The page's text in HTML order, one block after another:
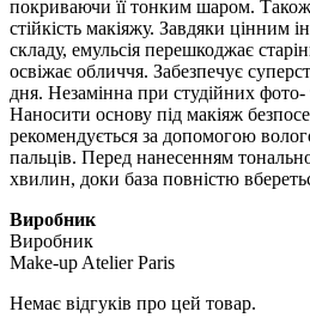
покриваючи її тонким шаром. Також
стійкість макіяжу. Завдяки цінним
складу, емульсія перешкоджає
освіжає обличчя. Забезпечує
дня. Незамінна при студійних фото-
Наносити основу під макіяж
рекомендується за допомогою
пальців. Перед нанесенням
хвилин, доки база повністю
Виробник
Виробник
Make-up Atelier Paris
Немає відгуків про цей товар.